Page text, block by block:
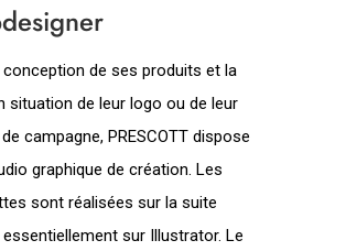
conception de ses produits et la
situation de leur logo ou de leur
campagne, PRESCOTT dispose
graphique de création. Les
sont réalisées sur la suite
sur Illustrator. Le